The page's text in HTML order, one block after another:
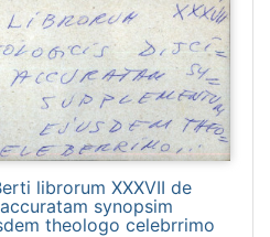
librorum XXXVII de
synopsim
theologo celebrrimo